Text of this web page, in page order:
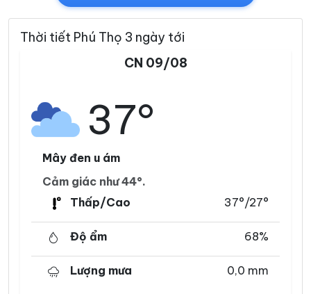
Thời tiết Phú Thọ 3 ngày tới
CN 09/08
37°
Mây đen u ám
Cảm giác như 44°.
Thấp/Cao
37°/27°
Độ ẩm 68%
Lượng mưa 0,0 mm